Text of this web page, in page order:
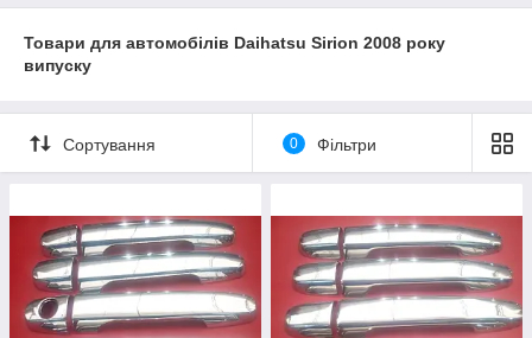
Товари для автомобілів Daihatsu Sirion 2008 року
випуску
Сортування 0 Фільтри